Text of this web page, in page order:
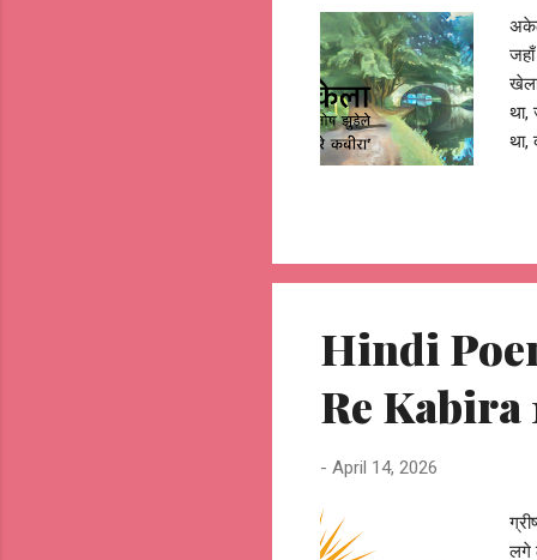
था,
था,
Hindi
Re Kabira
- April 14, 2026
लगे